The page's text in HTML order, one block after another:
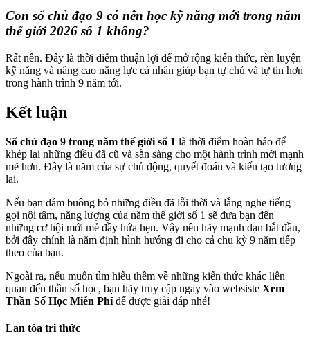
Con số chủ đạo 9 có nên học kỹ năng mới trong năm
thế giới 2026 số 1 không?
Rất nên. Đây là thời điểm thuận lợi để mở rộng kiến thức, rèn luyện
kỹ năng và nâng cao năng lực cá nhân giúp bạn tự chủ và tự tin hơn
trong hành trình 9 năm tới.
Kết luận
Số chủ đạo 9 trong năm thế giới số 1 là thời điểm hoàn hảo để
khép lại những điều đã cũ và sẵn sàng cho một hành trình mới mạnh
mẽ hơn. Đây là năm của sự chủ động, quyết đoán và kiến tạo tương
lai.
Nếu bạn dám buông bỏ những điều đã lỗi thời và lắng nghe tiếng
gọi nội tâm, năng lượng của năm thế giới số 1 sẽ đưa bạn đến
những cơ hội mới mẻ đầy hứa hẹn. Vậy nên hãy mạnh dạn bắt đầu,
bởi đây chính là năm định hình hướng đi cho cả chu kỳ 9 năm tiếp
theo của bạn.
Ngoài ra, nếu muốn tìm hiểu thêm về những kiến thức khác liên
quan đến thần số học, bạn hãy truy cập ngay vào websiste Xem
Thần Số Học Miễn Phíđể được giải đáp nhé!
Lan tỏa tri thức